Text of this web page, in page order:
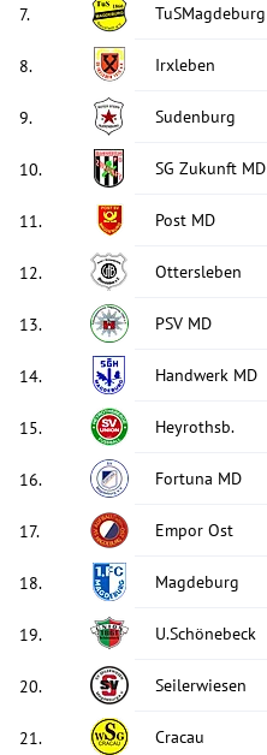
7. TuSMagdeburg
8. Irxleben
9. Sudenburg
10. SG Zukunft MD
11. Post MD
12. Ottersleben
13. PSV MD
14. Handwerk MD
15. Heyrothsb.
16. Fortuna MD
17. Empor Ost
18. Magdeburg
19. U.Schönebeck
20. Seilerwiesen
21. Cracau